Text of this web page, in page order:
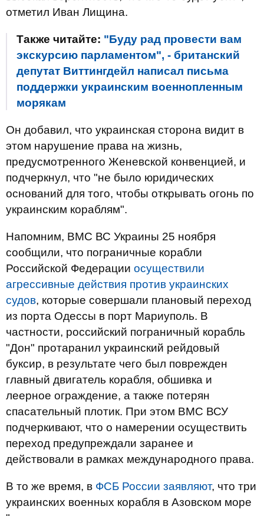
отметил Иван Лищина.
Также читайте: "Буду рад провести вам
экскурсию парламентом", - британский
депутат Виттингдейл написал письма
поддержки украинским военнопленным
морякам
Он добавил, что украинская сторона видит в
этом нарушение права на жизнь,
предусмотренного Женевской конвенцией, и
подчеркнул, что "не было юридических
оснований для того, чтобы открывать огонь по
украинским кораблям".
Напомним, ВМС ВС Украины 25 ноября
сообщили, что пограничные корабли
Российской Федерации осуществили
агрессивные действия против украинских
судов, которые совершали плановый переход
из порта Одессы в порт Мариуполь. В
частности, российский пограничный корабль
"Дон" протаранил украинский рейдовый
буксир, в результате чего был поврежден
главный двигатель корабля, обшивка и
леерное ограждение, а также потерян
спасательный плотик. При этом ВМС ВСУ
подчеркивают, что о намерении осуществить
переход предупреждали заранее и
действовали в рамках международного права.
В то же время, в ФСБ России заявляют, что три
украинских военных корабля в Азовском море